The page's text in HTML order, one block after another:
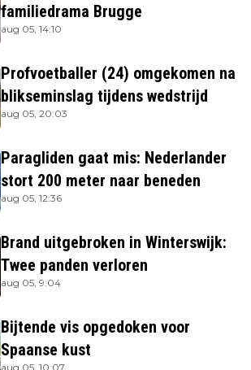
familiedrama Brugge
aug 05, 14:10
Profvoetballer (24) omgekomen na
blikseminslag tijdens wedstrijd
aug 05, 20:03
Paragliden gaat mis: Nederlander
stort 200 meter naar beneden
aug 05, 12:36
Brand uitgebroken in Winterswijk:
Twee panden verloren
aug 05, 9:04
Bijtende vis opgedoken voor
Spaanse kust
aug 05, 10:07